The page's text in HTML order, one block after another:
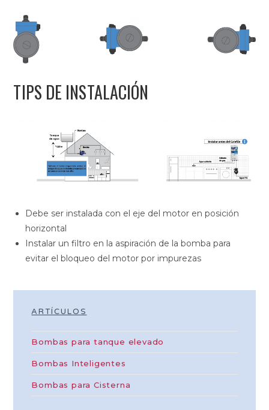
TIPS DE INSTALACIÓN
Debe ser instalada con el eje del motor en posición
horizontal
Instalar un filtro en la aspiración de la bomba para
evitar el bloqueo del motor por impurezas
ARTÍCULOS
Bombas para tanque elevado
Bombas Inteligentes
Bombas para Cisterna